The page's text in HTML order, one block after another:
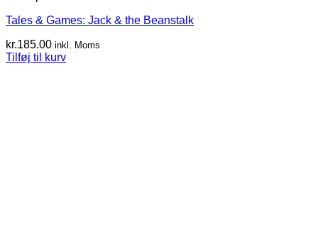
Tales & Games: Jack & the Beanstalk
kr.185.00 inkl. Moms
Tilføj til kurv